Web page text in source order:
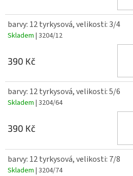
barvy: 12 tyrkysová, velikosti: 3/4
Skladem | 3204/12
390 Kč
barvy: 12 tyrkysová, velikosti: 5/6
Skladem | 3204/64
390 Kč
barvy: 12 tyrkysová, velikosti: 7/8
Skladem | 3204/74